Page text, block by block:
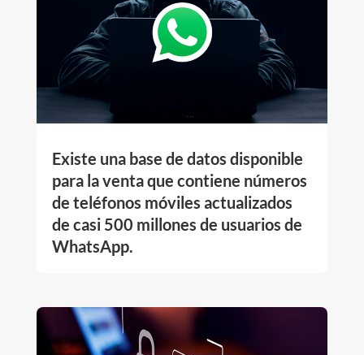
Existe una base de datos disponible
para la venta que contiene números
de teléfonos móviles actualizados
de casi 500 millones de usuarios de
WhatsApp.